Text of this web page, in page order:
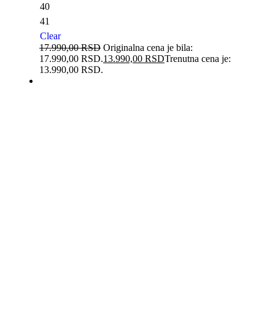
40
41
Clear
17.990,00RSD Originalna cena je bila:
17.990,00 RSD.13.990,00 RSDTrenutna cena je:
13.990,00 RSD.